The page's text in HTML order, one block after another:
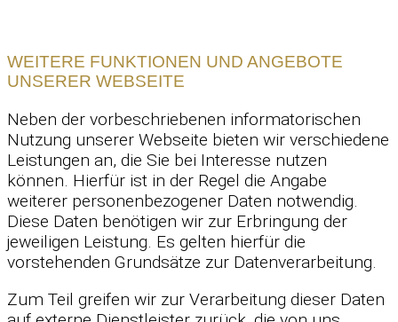
WEITERE FUNKTIONEN UND ANGEBOTE
UNSERER WEBSEITE
Neben der vorbeschriebenen informatorischen
Nutzung unserer Webseite bieten wir verschiedene
Leistungen an, die Sie bei Interesse nutzen
können. Hierfür ist in der Regel die Angabe
weiterer personenbezogener Daten notwendig.
Diese Daten benötigen wir zur Erbringung der
jeweiligen Leistung. Es gelten hierfür die
vorstehenden Grundsätze zur Datenverarbeitung.
Zum Teil greifen wir zur Verarbeitung dieser Daten